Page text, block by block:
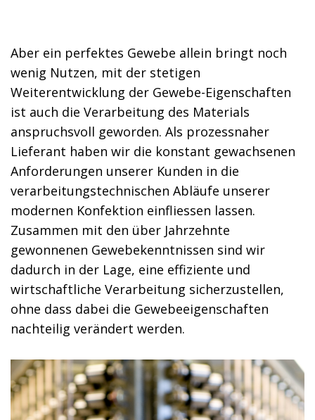
Aber ein perfektes Gewebe allein bringt noch
wenig Nutzen, mit der stetigen
Weiterentwicklung der Gewebe-Eigenschaften
ist auch die Verarbeitung des Materials
anspruchsvoll geworden. Als prozessnaher
Lieferant haben wir die konstant gewachsenen
Anforderungen unserer Kunden in die
verarbeitungstechnischen Abläufe unserer
modernen Konfektion einfliessen lassen.
Zusammen mit den über Jahrzehnte
gewonnenen Gewebekenntnissen sind wir
dadurch in der Lage, eine effiziente und
wirtschaftliche Verarbeitung sicherzustellen,
ohne dass dabei die Gewebeeigenschaften
nachteilig verändert werden.